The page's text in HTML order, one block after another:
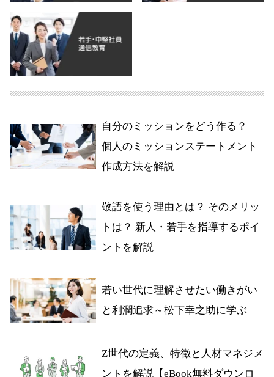
自分のミッションをどう作る？
個人のミッションステートメント
作成方法を解説
敬語を使う理由とは？ そのメリッ
トは？ 新人・若手を指導するポイ
ントを解説
若い世代に理解させたい働きがい
と利潤追求～松下幸之助に学ぶ
Z世代の定義、特徴と人材マネジメ
ントを解説【eBook無料ダウンロ